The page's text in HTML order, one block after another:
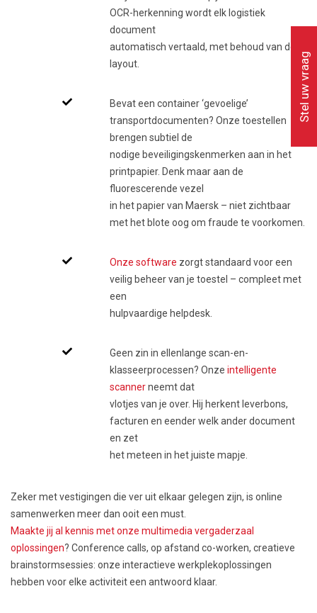
OCR-herkenning wordt elk logistiek
document
automatisch vertaald, met behoud van de
layout.
Bevat een container ‘gevoelige’
transportdocumenten? Onze toestellen
brengen subtiel de
nodige beveiligingskenmerken aan in het
printpapier. Denk maar aan de
fluorescerende vezel
in het papier van Maersk – niet zichtbaar
met het blote oog om fraude te voorkomen.
Onze software zorgt standaard voor een
veilig beheer van je toestel – compleet met
een
hulpvaardige helpdesk.
Geen zin in ellenlange scan-en-
klasseerprocessen? Onze intelligente
scannerneemt dat
vlotjes van je over. Hij herkent leverbons,
facturen en eender welk ander document
en zet
het meteen in het juiste mapje.
Zeker met vestigingen die ver uit elkaar gelegen zijn, is online
samenwerken meer dan ooit een must.
Maakte jij al kennis met onze multimedia vergaderzaal
oplossingen? Conference calls, op afstand co-worken, creatieve
brainstormsessies: onze interactieve werkplekoplossingen
hebben voor elke activiteit een antwoord klaar.
Stel uw vraag